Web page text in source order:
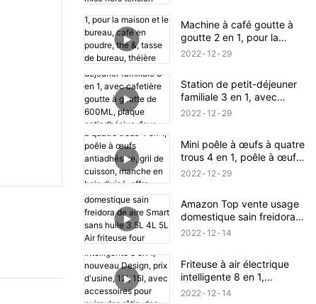
automatique, facile à
transporter, opération
Simple
Machine à café goutte à
goutte 2 en 1, pour la
maison et le bureau, café
réservoir d'eau de 0,3 l
2022 12 29
Station de petit-déjeuner
familiale 3 en 1, avec
cafetière goutte à goutte
pain de 9l
2022 12 29
Mini poêle à œufs à quatre
trous 4 en 1, poêle à œufs
antiadhésive, gril de
2022 12 29
Amazon Top vente usage
domestique sain freidora
de aire Smart sans huile
2022 12 14
Friteuse à air électrique
intelligente 8 en 1,
nouveau Design, prix
2022 12 14